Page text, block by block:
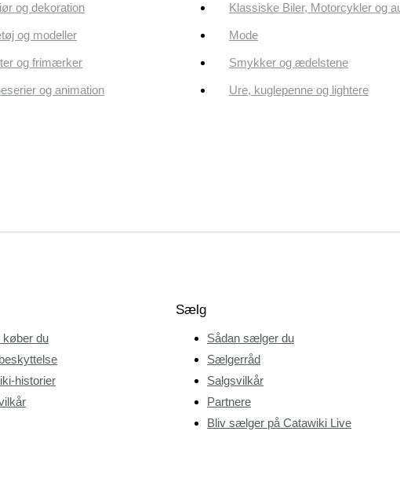
og dekoration Klassiske Biler, Motorcykler og
og modeller Mode
og frimærker Smykker og ædelstene
og animation Ure, kuglepenne og lightere
køber du
historier
Sælg
Sådan sælger du
Sælgerråd
Salgsvilkår
Partnere
Bliv sælger på Catawiki Live